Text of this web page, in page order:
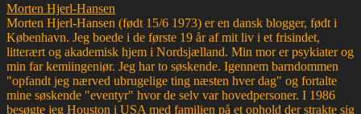
Morten Hjerl-Hansen
Morten Hjerl-Hansen (født 15/6 1973) er en dansk blogger, født i
København. Jeg boede i de første 19 år af mit liv i et frisindet,
litterært og akademisk hjem i Nordsjælland. Min mor er psykiater og
min far kemiingeniør. Jeg har to søskende. Igennem barndommen
"opfandt jeg nærved ubrugelige ting næsten hver dag" og fortalte
mine søskende "eventyr" hvor de selv var hovedpersoner. I 1986
besøgte jeg Houston i USA med familien på et ophold der strakte sig